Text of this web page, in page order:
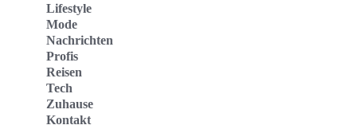
Lifestyle
Mode
Nachrichten
Profis
Reisen
Tech
Zuhause
Kontakt